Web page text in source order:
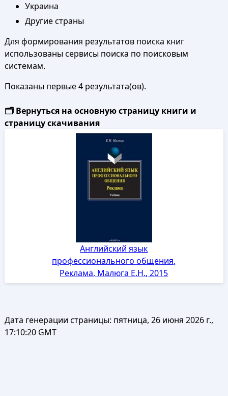
Украина
Другие страны
Для формирования результатов поиска книг
использованы сервисы поиска по поисковым
системам.
Показаны первые 4 результата(ов).
🗂️ Вернуться на основную страницу книги и
страницу скачивания
Английский язык
профессионального общения,
Реклама, Малюга Е.Н., 2015
Дата генерации страницы: пятница, 26 июня 2026 г.,
17:10:20 GMT